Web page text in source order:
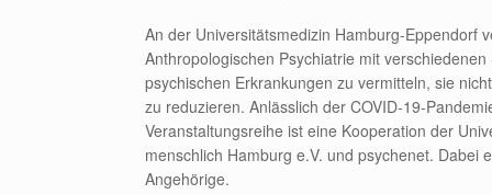
An der Universitätsmedizin Hamburg-Eppendorf
Anthropologischen Psychiatrie mit
psychischen Erkrankungen zu vermitteln, sie
zu reduzieren. Anlässlich der COVID-19-
Veranstaltungsreihe ist eine Kooperation der
menschlich Hamburg e.V. und psychenet. Dabei
Angehörige.